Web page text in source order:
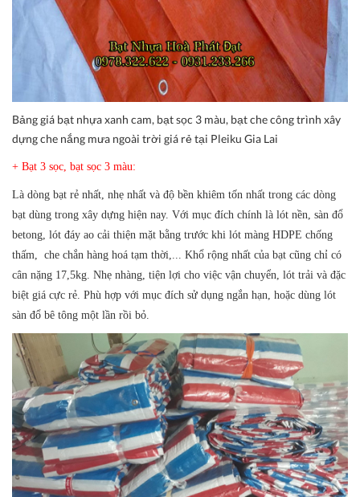
Bảng giá bạt nhựa xanh cam, bạt sọc 3 màu, bạt che công trình xây
dựng che nắng mưa ngoài trời giá rẻ tại Pleiku Gia Lai
+ Bạt 3 sọc, bạt sọc 3 màu:
Là dòng bạt rẻ nhất, nhẹ nhất và độ bền khiêm tốn nhất trong các dòng
bạt dùng trong xây dựng hiện nay. Với mục đích chính là lót nền, sàn đổ
betong, lót đáy ao cải thiện mặt bằng trước khi lót màng HDPE chống
thấm, che chắn hàng hoá tạm thời,... Khổ rộng nhất của bạt cũng chỉ có
cân nặng 17,5kg. Nhẹ nhàng, tiện lợi cho việc vận chuyển, lót trải và đặc
biệt giá cực rẻ. Phù hợp với mục đích sử dụng ngắn hạn, hoặc dùng lót
sàn đổ bê tông một lần rồi bỏ.